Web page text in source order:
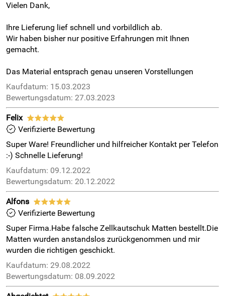
Vielen Dank,
Ihre Lieferung lief schnell und vorbildlich ab.
Wir haben bisher nur positive Erfahrungen mit Ihnen
gemacht.
Das Material entsprach genau unseren Vorstellungen
Kaufdatum: 15.03.2023
Bewertungsdatum: 27.03.2023
Felix *****
Verifizierte Bewertung
Super Ware! Freundlicher und hilfreicher Kontakt per Telefon
:-) Schnelle Lieferung!
Kaufdatum: 09.12.2022
Bewertungsdatum: 20.12.2022
Alfons *****
Verifizierte Bewertung
Super Firma.Habe falsche Zellkautschuk Matten bestellt.Die
Matten wurden anstandslos zurückgenommen und mir
wurden die richtigen geschickt.
Kaufdatum: 29.08.2022
Bewertungsdatum: 08.09.2022